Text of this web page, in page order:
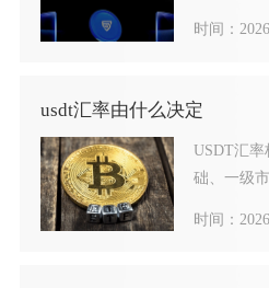
时间：
usdt汇率由什么决定
USDT汇
础、一级
时间：